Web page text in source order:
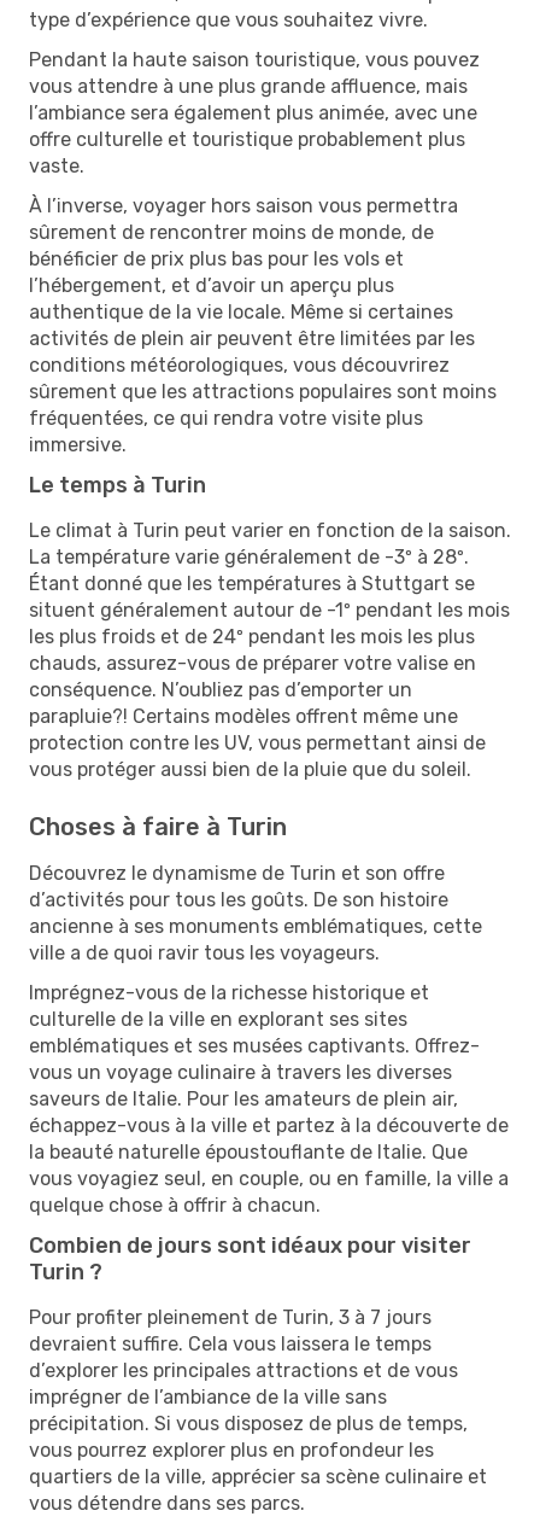
type d’expérience que vous souhaitez vivre.
Pendant la haute saison touristique, vous pouvez
vous attendre à une plus grande affluence, mais
l’ambiance sera également plus animée, avec une
offre culturelle et touristique probablement plus
vaste.
À l’inverse, voyager hors saison vous permettra
sûrement de rencontrer moins de monde, de
bénéficier de prix plus bas pour les vols et
l’hébergement, et d’avoir un aperçu plus
authentique de la vie locale. Même si certaines
activités de plein air peuvent être limitées par les
conditions météorologiques, vous découvrirez
sûrement que les attractions populaires sont moins
fréquentées, ce qui rendra votre visite plus
immersive.
Le temps à Turin
Le climat à Turin peut varier en fonction de la saison.
La température varie généralement de -3º à 28º.
Étant donné que les températures à Stuttgart se
situent généralement autour de -1º pendant les mois
les plus froids et de 24º pendant les mois les plus
chauds, assurez-vous de préparer votre valise en
conséquence. N’oubliez pas d’emporter un
parapluie?! Certains modèles offrent même une
protection contre les UV, vous permettant ainsi de
vous protéger aussi bien de la pluie que du soleil.
Choses à faire à Turin
Découvrez le dynamisme de Turin et son offre
d’activités pour tous les goûts. De son histoire
ancienne à ses monuments emblématiques, cette
ville a de quoi ravir tous les voyageurs.
Imprégnez-vous de la richesse historique et
culturelle de la ville en explorant ses sites
emblématiques et ses musées captivants. Offrez-
vous un voyage culinaire à travers les diverses
saveurs de Italie. Pour les amateurs de plein air,
échappez-vous à la ville et partez à la découverte de
la beauté naturelle époustouflante de Italie. Que
vous voyagiez seul, en couple, ou en famille, la ville a
quelque chose à offrir à chacun.
Combien de jours sont idéaux pour visiter
Turin ?
Pour profiter pleinement de Turin, 3 à 7 jours
devraient suffire. Cela vous laissera le temps
d’explorer les principales attractions et de vous
imprégner de l’ambiance de la ville sans
précipitation. Si vous disposez de plus de temps,
vous pourrez explorer plus en profondeur les
quartiers de la ville, apprécier sa scène culinaire et
vous détendre dans ses parcs.